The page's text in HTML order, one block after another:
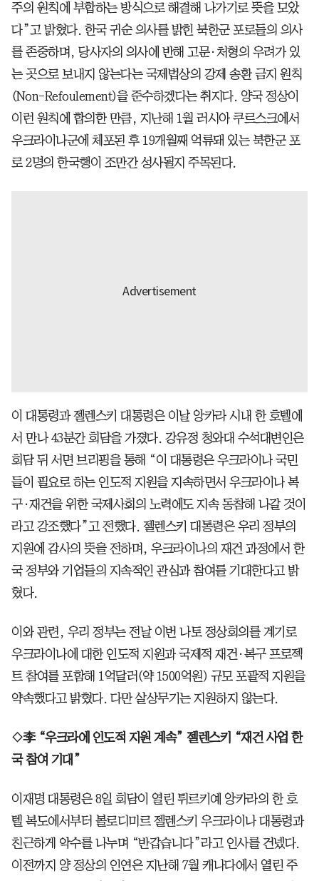
주의 원칙에 부합하는 방식으로 해결해 나가기로 뜻을 모았
다”고 밝혔다. 한국 귀순 의사를 밝힌 북한군 포로들의 의사
를 존중하며, 당사자의 의사에 반해 고문·처형의 우려가 있
는 곳으로 보내지 않는다는 국제법상의 강제 송환 금지 원칙
(Non-Refoulement)을 준수하겠다는 취지다. 양국 정상이
이런 원칙에 합의한 만큼, 지난해 1월 러시아 쿠르스크에서
우크라이나군에 체포된 후 19개월째 억류돼 있는 북한군 포
로 2명의 한국행이 조만간 성사될지 주목된다.
이 대통령과 젤렌스키 대통령은 이날 앙카라 시내 한 호텔에
서 만나 43분간 회담을 가졌다. 강유정 청와대 수석대변인은
회담 뒤 서면 브리핑을 통해 “이 대통령은 우크라이나 국민
들이 필요로 하는 인도적 지원을 지속하면서 우크라이나 복
구·재건을 위한 국제사회의 노력에도 지속 동참해 나갈 것이
라고 강조했다”고 전했다. 젤렌스키 대통령은 우리 정부의
지원에 감사의 뜻을 전하며, 우크라이나의 재건 과정에서 한
국 정부와 기업들의 지속적인 관심과 참여를 기대한다고 밝
혔다.
이와 관련, 우리 정부는 전날 이번 나토 정상회의를 계기로
우크라이나에 대한 인도적 지원과 국제적 재건·복구 프로젝
트 참여를 포함해 1억달러(약 1500억원) 규모 포괄적 지원을
약속했다고 밝혔다. 다만 살상무기는 지원하지 않는다.
◇李 “우크라에 인도적 지원 계속” 젤렌스키 “재건 사업 한
국 참여 기대”
이재명 대통령은 8일 회담이 열린 튀르키예 앙카라의 한 호
텔 복도에서부터 볼로디미르 젤렌스키 우크라이나 대통령과
친근하게 악수를 나누며 “반갑습니다”라고 인사를 건넸다.
이전까지 양 정상의 인연은 지난해 7월 캐나다에서 열린 주